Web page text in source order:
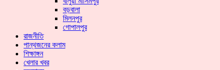
বড়বালা
মিলনপুর
গোপালপুর
রাজনীতি
পান্থজনের কলাম
শিক্ষাঙ্গন
খেলার খবর